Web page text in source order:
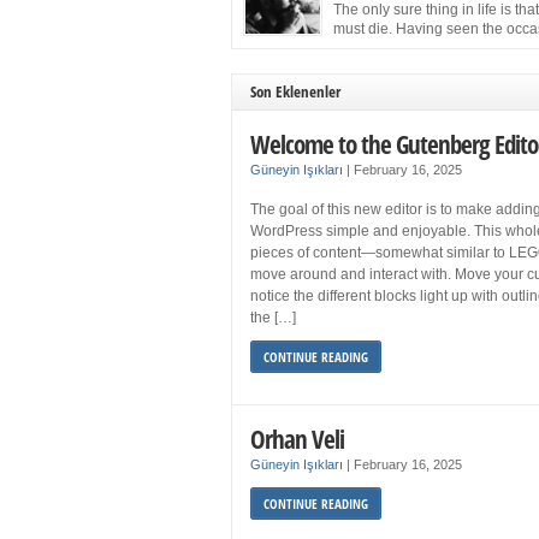
and still feel fatigued when your […]
The only sure thing in life is that
must die. Having seen the
the Cuban Revolution would succumb to that
Son Eklenenler
Welcome to the Gutenberg
Güneyin Işıkları February 16, 2025
The goal of this new editor is to make
WordPress simple and enjoyable. This
pieces of content—somewhat similar to
move around and interact with. Move your
notice the different blocks light up with
the […]
CONTINUE READING
Orhan Veli
Güneyin Işıkları February 16, 2025
CONTINUE READING